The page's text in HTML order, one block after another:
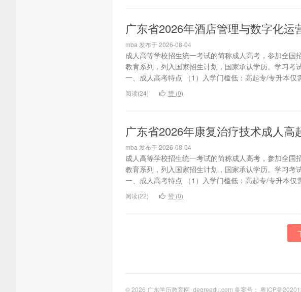
广东省2026年酒店管理与数字化运
mba 发布于 2026-08-04
成人高等学校招生统一考试的简称成人高考，参加全
教育系列，列入国家招生计划，国家承认学历。学习考
一、成人高考特点 （1）入学门槛低：高起专/专升本仅
阅读(24) 赞 (0)
广东省2026年康复治疗技术成人高
mba 发布于 2026-08-04
成人高等学校招生统一考试的简称成人高考，参加全
教育系列，列入国家招生计划，国家承认学历。学习考
一、成人高考特点 （1）入学门槛低：高起专/专升本仅
阅读(22) 赞 (0)
© 2026 广东学历教育网 degreedu.com 备案号： 粤ICP备